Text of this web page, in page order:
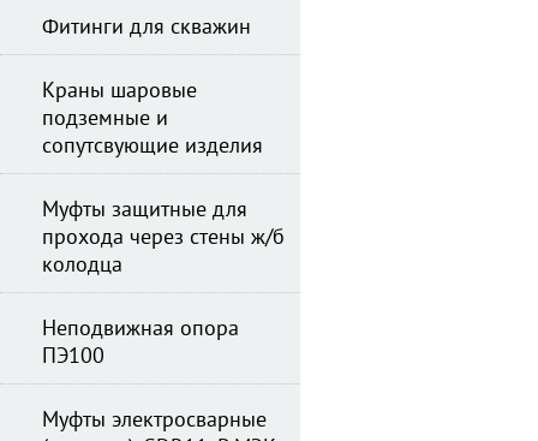
Фитинги для скважин
Краны шаровые
подземные и
сопутсвующие изделия
Муфты защитные для
прохода через стены ж/б
колодца
Неподвижная опора
ПЭ100
Муфты электросварные